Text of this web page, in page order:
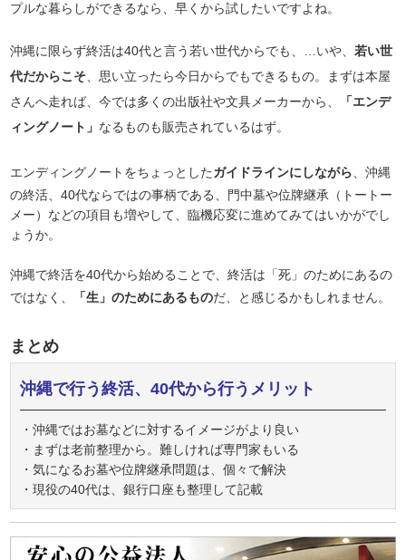
プルな暮らしができるなら、早くから試したいですよね。
沖縄に限らず終活は40代と言う若い世代からでも、…いや、若い世
代だからこそ、思い立ったら今日からでもできるもの。まずは本屋
さんへ走れば、今では多くの出版社や文具メーカーから、
「エンデ
ィングノート」 なるものも販売されているはず。
エンディングノートをちょっとしたガイドラインにしながら、沖縄
の終活、40代ならではの事柄である、門中墓や位牌継承（トートー
メー）などの項目も増やして、臨機応変に進めてみてはいかがでし
ょうか。
沖縄で終活を40代から始めることで、終活は「死」のためにあるの
ではなく、
「生」のためにあるものだ、と感じるかもしれません。
まとめ
沖縄で行う終活、40代から行うメリット
・沖縄ではお墓などに対するイメージがより良い
・まずは老前整理から。難しければ専門家もいる
・気になるお墓や位牌継承問題は、個々で解決
・現役の40代は、銀行口座も整理して記載